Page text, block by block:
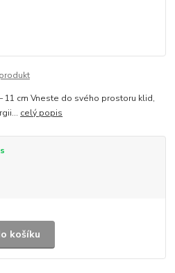
11 cm Vneste do svého prostoru klid,
celý popis
košíku